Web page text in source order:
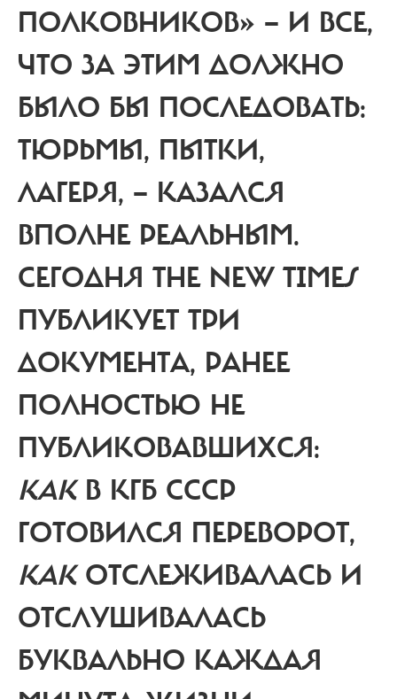
ПОЛКОВНИКОВ» — И ВСЕ,
ЧТО ЗА ЭТИМ ДОЛЖНО
БЫЛО БЫ ПОСЛЕДОВАТЬ:
ТЮРЬМЫ, ПЫТКИ,
ЛАГЕРЯ, — КАЗАЛСЯ
ВПОЛНЕ РЕАЛЬНЫМ.
СЕГОДНЯ THE NEW TIMES
ПУБЛИКУЕТ ТРИ
ДОКУМЕНТА, РАНЕЕ
ПОЛНОСТЬЮ НЕ
ПУБЛИКОВАВШИХСЯ:
КАКВ КГБ СССР
ГОТОВИЛСЯ ПЕРЕВОРОТ,
КАКОТСЛЕЖИВАЛАСЬ И
ОТСЛУШИВАЛАСЬ
БУКВАЛЬНО КАЖДАЯ